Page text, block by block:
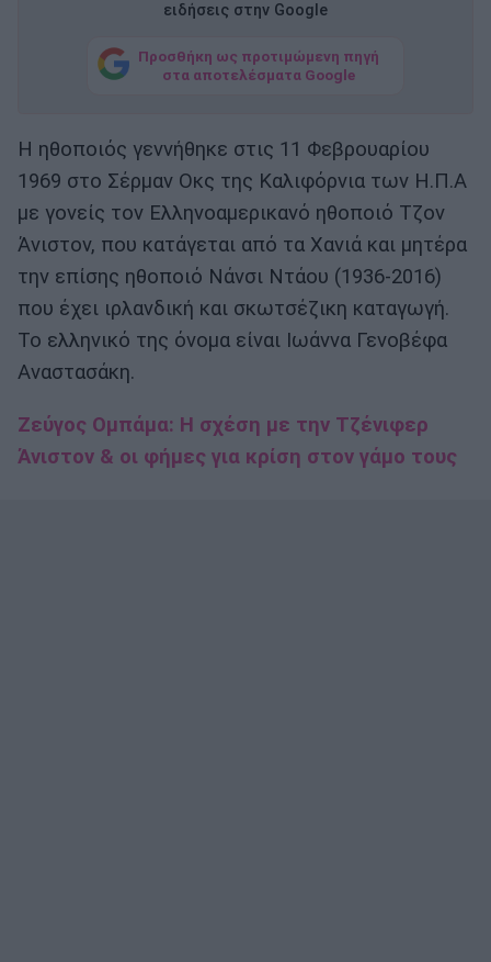
ειδήσεις στην Google
Προσθήκη ως προτιμώμενη πηγή
στα αποτελέσματα Google
Η ηθοποιός γεννήθηκε στις 11 Φεβρουαρίου
1969 στο Σέρμαν Οκς της Καλιφόρνια των Η.Π.Α
με γονείς τον Ελληνοαμερικανό ηθοποιό Τζον
Άνιστον, που κατάγεται από τα Χανιά και μητέρα
την επίσης ηθοποιό Νάνσι Ντάου (1936-2016)
που έχει ιρλανδική και σκωτσέζικη καταγωγή.
Το ελληνικό της όνομα είναι Ιωάννα Γενοβέφα
Αναστασάκη.
Ζεύγος Ομπάμα: Η σχέση με την Τζένιφερ
Άνιστον & οι φήμες για κρίση στον γάμο τους